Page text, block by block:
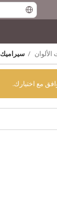
سيراميك
مع اختيارك.